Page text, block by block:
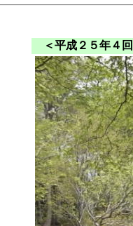
＜平成２５年４